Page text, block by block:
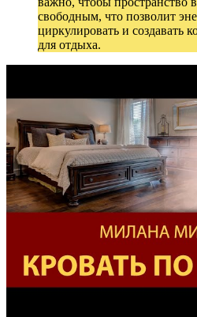
свободным, что позволит
циркулировать и создавать
для отдыха.